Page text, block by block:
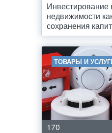
Инвестирование
недвижимости
сохранения
ТОВАРЫ И
170